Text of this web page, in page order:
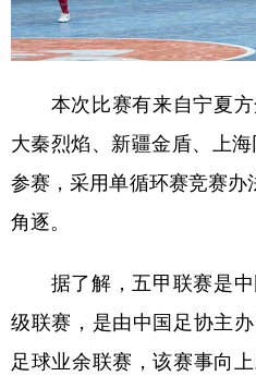
本次比赛有来自宁夏方
大秦烈焰、新疆金盾、上
参赛，采用单循环赛竞赛
角逐。
据了解，五甲联赛是中
级联赛，是由中国足协主
足球业余联赛，该赛事向